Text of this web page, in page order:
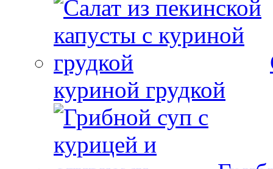
куриной грудкой